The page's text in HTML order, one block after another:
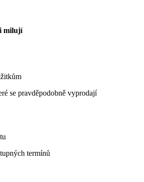
milují
se pravděpodobně vyprodají
termínů